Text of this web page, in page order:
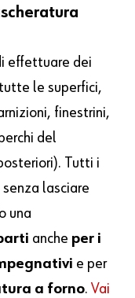
effettuare dei
le superfici,
finestrini,
del
Tutti i
lasciare
una
anche per i
e per
a forno.Vai